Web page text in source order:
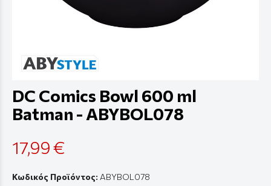
DC Comics Bowl 600 ml
Batman - ABYBOL078
17,99 €
Κωδικός Προϊόντος: ABYBOL078